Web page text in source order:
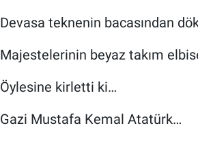
Devasa teknenin bacasından
Majestelerinin beyaz takım
Öylesine kirletti ki…
Gazi Mustafa Kemal Atatürk…